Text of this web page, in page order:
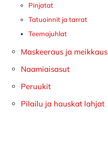
Pinjatat
Tatuoinnit ja tarrat
Teemajuhlat
Maskeeraus ja meikkaus
Naamiaisasut
Peruukit
Pilailu ja hauskat lahjat